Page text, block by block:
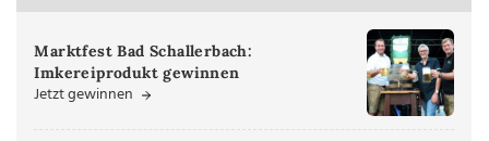
Marktfest Bad Schallerbach:
Imkereiprodukt gewinnen
Jetzt gewinnen